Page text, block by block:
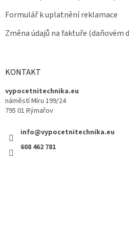
Formulář k uplatnění reklamace
Změna údajů na faktuře (daňovém
KONTAKT
vypocetnitechnika.eu
náměstí Míru 199/24
795 01 Rýmařov
info@vypocetnitechnika.eu
608 462 781